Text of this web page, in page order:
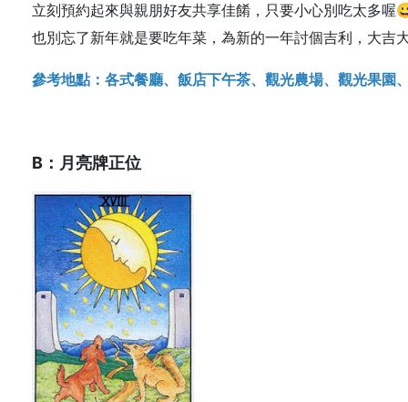
立刻預約起來與親朋好友共享佳餚，只要小心別吃太多喔
也別忘了新年就是要吃年菜，為新的一年討個吉利，大吉
參考地點：各式餐廳、飯店下午茶、觀光農場、觀光果園
B：月亮牌正位